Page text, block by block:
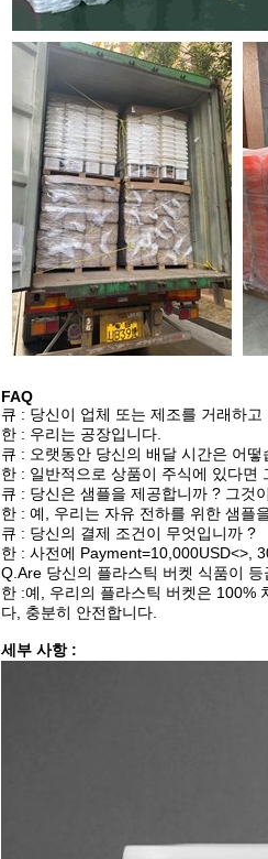
FAQ
큐 : 당신이 업체 또는 제조를 거래하고
한 : 우리는 공장입니다.
큐 : 오랫동안 당신의 배달 시간은 어떻
한 : 일반적으로 상품이 주식에 있다면
큐 : 당신은 샘플을 제공합니까 ? 그것
한 : 예, 우리는 자유 전하를 위한 샘플
큐 : 당신의 결제 조건이 무엇입니까 ?
한 : 사전에 Payment=10,000USD<>,
Q.Are 당신의 플라스틱 버켓 식품이
한 :예, 우리의 플라스틱 버켓은 100%
다, 충분히 안전합니다.
세부 사항 :